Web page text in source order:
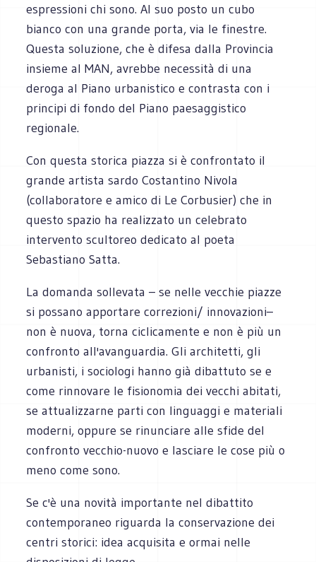
espressioni chi sono. Al suo posto un cubo
bianco con una grande porta, via le finestre.
Questa soluzione, che è difesa dalla Provincia
insieme al MAN, avrebbe necessità di una
deroga al Piano urbanistico e contrasta con i
principi di fondo del Piano paesaggistico
regionale.
Con questa storica piazza si è confrontato il
grande artista sardo Costantino Nivola
(collaboratore e amico di Le Corbusier) che in
questo spazio ha realizzato un celebrato
intervento scultoreo dedicato al poeta
Sebastiano Satta.
La domanda sollevata – se nelle vecchie piazze
si possano apportare correzioni/ innovazioni–
non è nuova, torna ciclicamente e non è più un
confronto all'avanguardia. Gli architetti, gli
urbanisti, i sociologi hanno già dibattuto se e
come rinnovare le fisionomia dei vecchi abitati,
se attualizzarne parti con linguaggi e materiali
moderni, oppure se rinunciare alle sfide del
confronto vecchio-nuovo e lasciare le cose più o
meno come sono.
Se c'è una novità importante nel dibattito
contemporaneo riguarda la conservazione dei
centri storici: idea acquisita e ormai nelle